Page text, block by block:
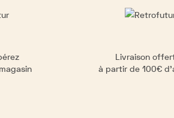
Livraison
à partir de 100€